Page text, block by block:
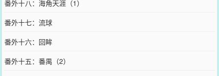
番外十八：海角天涯（1）
番外十七：流球
番外十六：回眸
番外十五：番禺（2）